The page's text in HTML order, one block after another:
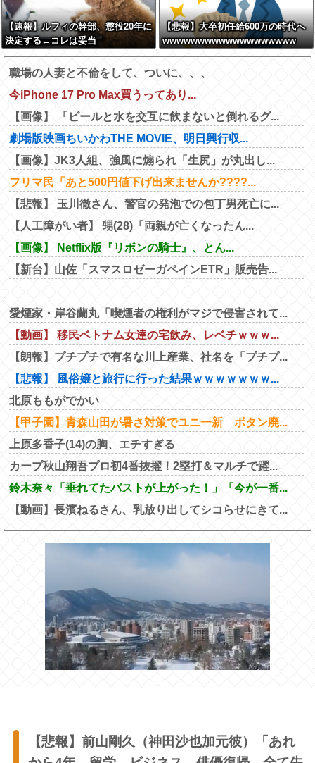
【速報】ルフィの幹部、懲役20年に
決定する←コレは妥当
か？？？？？？？
【悲報】大卒初任給600万の時代へ
wwwwwwwwwwwwwwwwwww
職場の人妻と不倫をして、ついに、、、
今iPhone 17 Pro Max買うってあり...
【画像】 「ビールと水を交互に飲まないと倒れるグ...
劇場版映画ちいかわTHE MOVIE、明日興行収...
【画像】JK3人組、強風に煽られ「生尻」が丸出し...
フリマ民「あと500円値下げ出来ませんか????...
【悲報】 玉川徹さん、警官の発泡での包丁男死亡に...
【人工障がい者】 甥(28)「両親が亡くなったん...
【画像】 Netflix版『リボンの騎士』、とん...
【新台】山佐「スマスロゼーガペインETR」販売告...
愛煙家・岸谷蘭丸「喫煙者の権利がマジで侵害されて...
【動画】 移民ベトナム女達の宅飲み、レベチｗｗｗ...
【朗報】プチプチで有名な川上産業、社名を「プチプ...
【悲報】 風俗嬢と旅行に行った結果ｗｗｗｗｗｗｗ...
北原ももがでかい
【甲子園】青森山田が暑さ対策でユニ一新 ボタン廃...
上原多香子(14)の胸、エチすぎる
カープ秋山翔吾プロ初4番抜擢！2塁打＆マルチで躍...
鈴木奈々「垂れてたバストが上がった！」「今が一番...
【動画】長濱ねるさん、乳放り出してシコらせにきて...
【悲報】前山剛久（神田沙也加元彼）「あれ